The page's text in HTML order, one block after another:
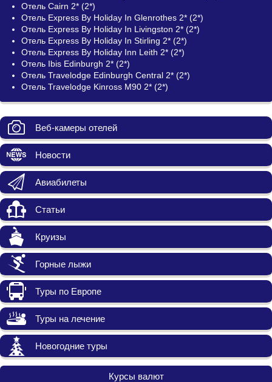
Отель Cairn 2* (2*)
Отель Express By Holiday In Glenrothes 2* (2*)
Отель Express By Holiday In Livingston 2* (2*)
Отель Express By Holiday In Stirling 2* (2*)
Отель Express By Holiday Inn Leith 2* (2*)
Отель Ibis Edinburgh 2* (2*)
Отель Travelodge Edinburgh Central 2* (2*)
Отель Travelodge Kinross M90 2* (2*)
Веб-камеры отелей
Новости
Авиабилеты
Статьи
Круизы
Горные лыжи
Туры по Европе
Туры на лечение
Новогодние туры
Курсы валют